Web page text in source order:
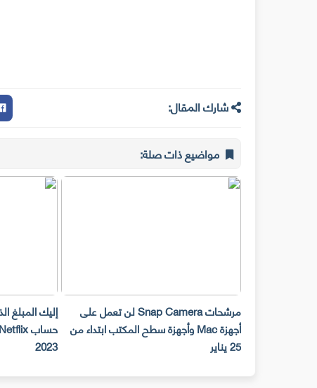
شارك المقال:
مواضيع ذات صلة:
مرشحات Snap Camera لن تعمل على
أجهزة Mac وأجهزة سطح المكتب ابتداء من
25 يناير
إليك المبلغ
2023